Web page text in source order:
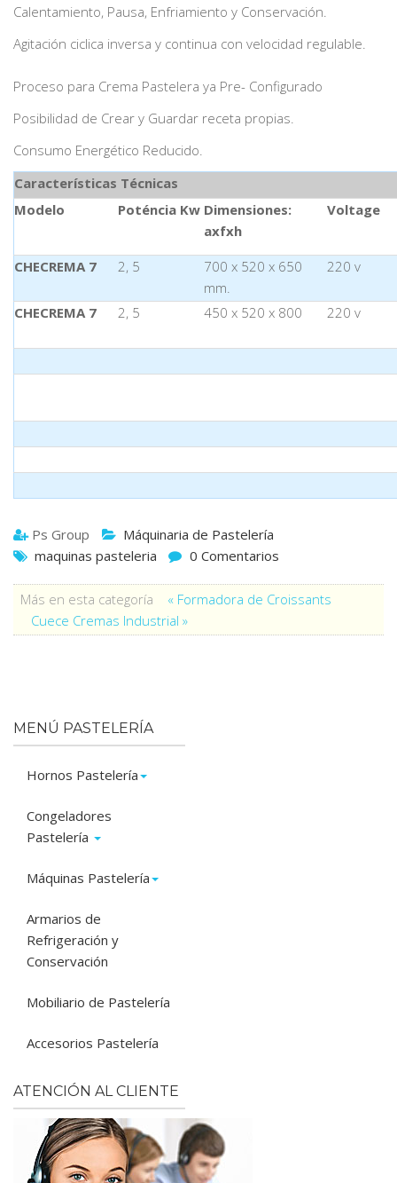
Calentamiento, Pausa, Enfriamiento y Conservación.
Agitación ciclica inversa y continua con velocidad regulable.
Proceso para Crema Pastelera ya Pre- Configurado
Posibilidad de Crear y Guardar receta propias.
Consumo Energético Reducido.
Características Técnicas
Modelo
Poténcia Kw Dimensiones:
axfxh
Voltage
CHECREMA 7 2, 5
700 x 520 x 650
mm.
220 v
CHECREMA 7 2, 5 450 x 520 x 800 220 v
Ps Group
Máquinaria de Pastelería
maquinas pasteleria
0 Comentarios
Más en esta categoría
« Formadora de Croissants
Cuece Cremas Industrial »
MENÚ PASTELERÍA
Hornos Pastelería
Congeladores
Pastelería
Máquinas Pastelería
Armarios de
Refrigeración y
Conservación
Mobiliario de Pastelería
Accesorios Pastelería
ATENCIÓN AL CLIENTE